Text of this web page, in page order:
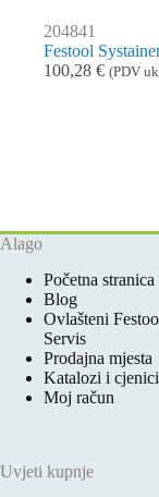
204841
Festool
100,28 € (PDV
Alago
Početna stranica
Blog
Ovlašteni
Servis
Prodajna mjesta
Katalozi i cjenici
Moj račun
Uvjeti kupnje